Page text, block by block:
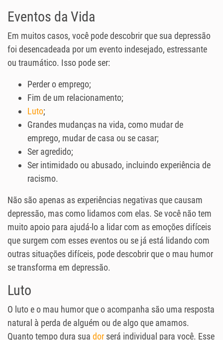
Eventos da Vida
Em muitos casos, você pode descobrir que sua depressão
foi desencadeada por um evento indesejado, estressante
ou traumático. Isso pode ser:
Perder o emprego;
Fim de um relacionamento;
Luto;
Grandes mudanças na vida, como mudar de
emprego, mudar de casa ou se casar;
Ser agredido;
Ser intimidado ou abusado, incluindo experiência de
racismo.
Não são apenas as experiências negativas que causam
depressão, mas como lidamos com elas. Se você não tem
muito apoio para ajudá-lo a lidar com as emoções difíceis
que surgem com esses eventos ou se já está lidando com
outras situações difíceis, pode descobrir que o mau humor
se transforma em depressão.
Luto
O luto e o mau humor que o acompanha são uma resposta
natural à perda de alguém ou de algo que amamos.
Quanto tempo dura sua dor será individual para você. Esse